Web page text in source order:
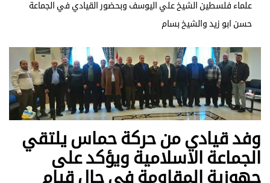
علماء فلسطين الشيخ علي اليوسف وبحضور القيادي في الجماعة
حسن ابو زيد والشيخ بسام
وفد قيادي من حركة حماس يلتقي
الجماعة الاسلامية ويؤكد على
جهوزية المقاومة في حال قيام